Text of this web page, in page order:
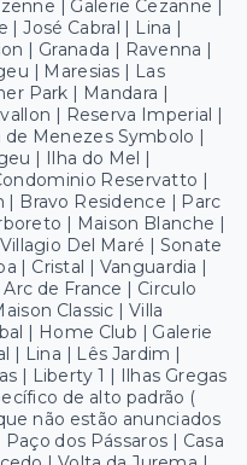
| Galerie Cezanne |
José Cabral | Lina |
| Granada | Ravenna |
| Maresias | Las
Park | Mandara |
| Reserva Imperial |
Menezes Symbolo |
| Ilha do Mel |
Reservatto |
| Bravo Residence | Parc
| Maison Blanche |
Del Maré | Sonate
| Cristal | Vanguardia |
de France | Circulo
Classic | Villa
| Home Club | Galerie
| Lina | Lês Jardim |
| Liberty 1 | Ilhas Gregas
de alto padrão (
não estão anunciados
dos Pássaros | Casa